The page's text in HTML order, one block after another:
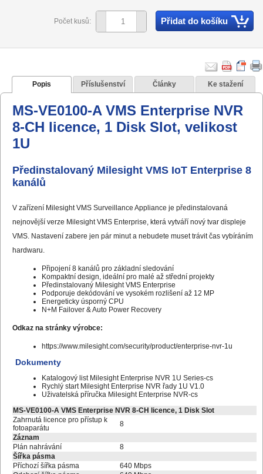
Počet kusů: Přidat do košíku
Popis Příslušenství Články Ke stažení
MS-VE0100-A VMS Enterprise NVR
8-CH licence, 1 Disk Slot, velikost
1U
Předinstalovaný Milesight VMS IoT Enterprise 8
kanálů
V zařízení Milesight VMS Surveillance Appliance je předinstalovaná
nejnovější verze Milesight VMS Enterprise, která vytváří nový tvar displeje
VMS. Nastavení zabere jen pár minut a nebudete muset trávit čas vybíráním
hardwaru.
Připojení 8 kanálů pro základní sledování
Kompaktní design, ideální pro malé až střední projekty
Předinstalovaný Milesight VMS Enterprise
Podporuje dekódování ve vysokém rozlišení až 12 MP
Energeticky úsporný CPU
N+M Failover & Auto Power Recovery
Odkaz na stránky výrobce:
https://www.milesight.com/security/product/enterprise-nvr-1u
Dokumenty
Katalogový list Milesight Enterprise NVR 1U Series-cs
Rychlý start Milesight Enterprise NVR řady 1U V1.0
Uživatelská příručka Milesight Enterprise NVR-cs
MS-VE0100-A VMS Enterprise NVR 8-CH licence, 1 Disk Slot
Zahrnutá licence pro přístup k
fotoaparátu
8
Záznam
Plán nahrávání
8
Šířka pásma
Příchozí šířka pásma
640 Mbps